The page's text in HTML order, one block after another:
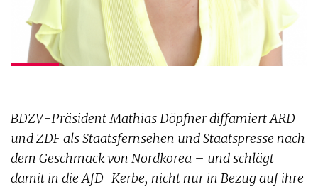
BDZV-Präsident Mathias Döpfner diffamiert ARD
und ZDF als Staatsfernsehen und Staatspresse nach
dem Geschmack von Nordkorea – und schlägt
damit in die AfD-Kerbe, nicht nur in Bezug auf ihre